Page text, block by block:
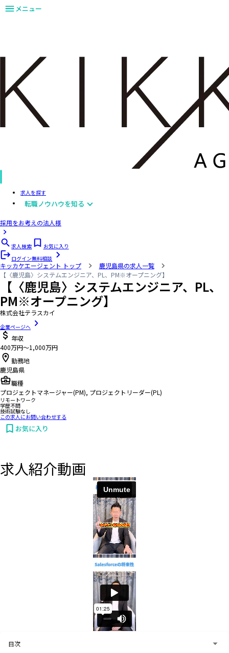
メニュー
求人を探す
転職ノウハウを知る
採用をお考えの法人様
求人検索
お気に入り
ログイン無料相談
キッカケエージェント トップ
鹿児島県の求人一覧
【〈鹿児島〉システムエンジニア、PL、PM※オープニング】
【〈鹿児島〉システムエンジニア、PL、
PM※オープニング】
株式会社テラスカイ
企業ページへ
年収
400万円〜1,000万円
勤務地
鹿児島県
職種
プロジェクトマネージャー(PM), プロジェクトリーダー(PL)
リモートワーク
学歴不問
技術試験なし
この求人にお問い合わせする
お気に入り
お問い合わせする
求人紹介動画
目次